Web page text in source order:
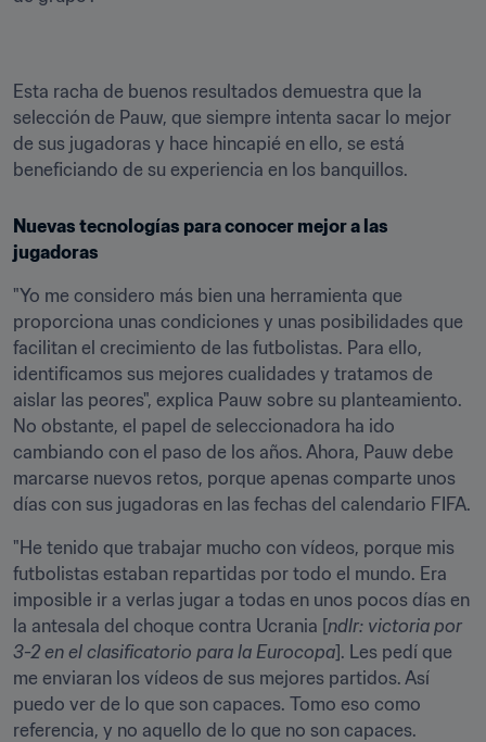
Esta racha de buenos resultados demuestra que la
selección de Pauw, que siempre intenta sacar lo mejor
de sus jugadoras y hace hincapié en ello, se está
beneficiando de su experiencia en los banquillos.
Nuevas tecnologías para conocer mejor a las
jugadoras
"Yo me considero más bien una herramienta que
proporciona unas condiciones y unas posibilidades que
facilitan el crecimiento de las futbolistas. Para ello,
identificamos sus mejores cualidades y tratamos de
aislar las peores", explica Pauw sobre su planteamiento.
No obstante, el papel de seleccionadora ha ido
cambiando con el paso de los años. Ahora, Pauw debe
marcarse nuevos retos, porque apenas comparte unos
días con sus jugadoras en las fechas del calendario FIFA.
"He tenido que trabajar mucho con vídeos, porque mis
futbolistas estaban repartidas por todo el mundo. Era
imposible ir a verlas jugar a todas en unos pocos días en
la antesala del choque contra Ucrania [ndlr: victoria por
3-2 en el clasificatorio para la Eurocopa]. Les pedí que
me enviaran los vídeos de sus mejores partidos. Así
puedo ver de lo que son capaces. Tomo eso como
referencia, y no aquello de lo que no son capaces.